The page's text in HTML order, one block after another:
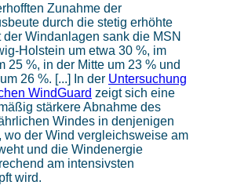
Zunahme der
durch die stetig erhöhte
der Windanlagen sank die MSN
Holstein um etwa 30 %, im
25 %, in der Mitte um 23 % und
26 %. [...] In der Untersuchung
WindGuard zeigt sich eine
stärkere Abnahme des
Windes in denjenigen
wo der Wind vergleichsweise am
und die Windenergie
am intensivsten
wird.